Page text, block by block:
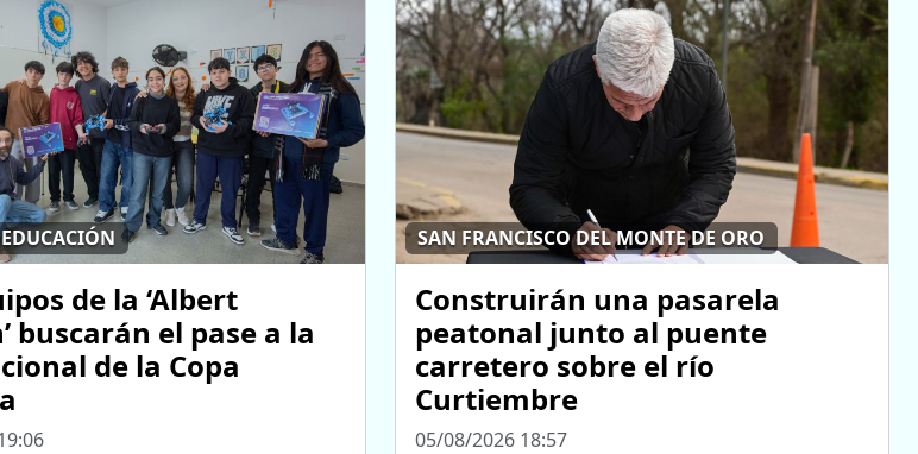
de la ‘Albert
buscarán el pase a la
de la Copa
SAN FRANCISCO DEL MONTE DE ORO
Construirán una pasarela
peatonal junto al puente
carretero sobre el río
Curtiembre
05/08/2026 18:57